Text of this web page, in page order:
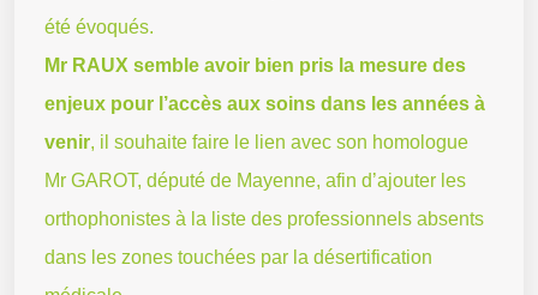
été évoqués.
Mr RAUX semble avoir bien pris la mesure des
enjeux pour l’accès aux soins dans les années à
venir, il souhaite faire le lien avec son homologue
Mr GAROT, député de Mayenne, afin d’ajouter les
orthophonistes à la liste des professionnels absents
dans les zones touchées par la désertification